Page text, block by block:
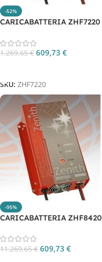
-52%
CARICABATTERIA ZHF7220
1.269,65€ 609,73 €
SKU: ZHF7220
-95%
CARICABATTERIA ZHF8420
11.269,65€ 609,73 €